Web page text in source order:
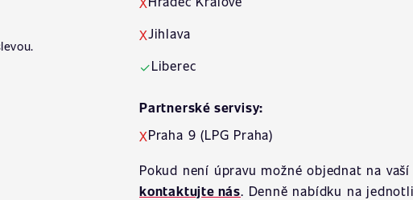
XJihlava
✓Liberec
Partnerské servisy:
XPraha 9 (LPG Praha)
Pokud není úpravu možné objednat na
kontaktujte nás. Denně nabídku na